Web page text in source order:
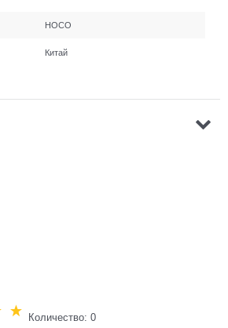
HOCO
Китай
Количество: 0